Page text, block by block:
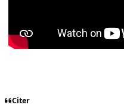
Citer